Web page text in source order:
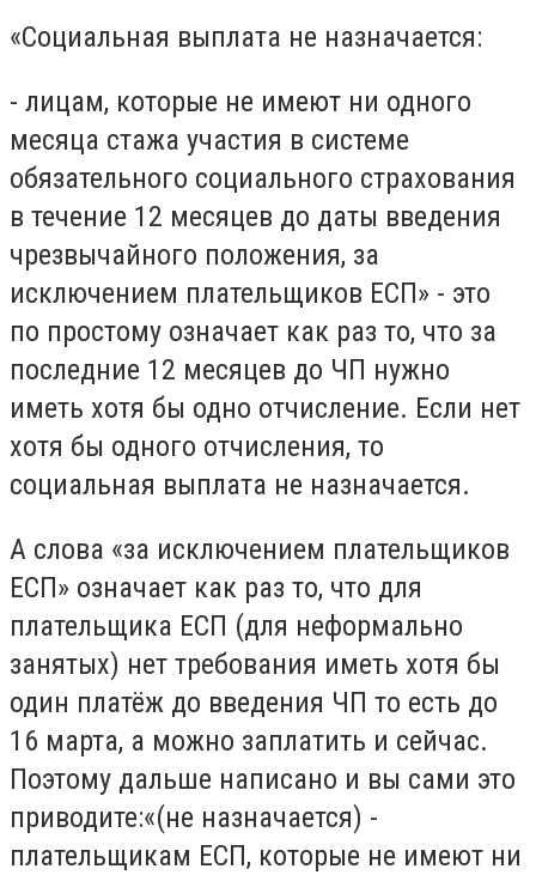
«Социальная выплата не назначается:
- лицам, которые не имеют ни одного
месяца стажа участия в системе
обязательного социального страхования
в течение 12 месяцев до даты введения
чрезвычайного положения, за
исключением плательщиков ЕСП» - это
по простому означает как раз то, что за
последние 12 месяцев до ЧП нужно
иметь хотя бы одно отчисление. Если нет
хотя бы одного отчисления, то
социальная выплата не назначается.
А слова «за исключением плательщиков
ЕСП» означает как раз то, что для
плательщика ЕСП (для неформально
занятых) нет требования иметь хотя бы
один платёж до введения ЧП то есть до
16 марта, а можно заплатить и сейчас.
Поэтому дальше написано и вы сами это
приводите:«(не назначается) -
плательщикам ЕСП, которые не имеют ни